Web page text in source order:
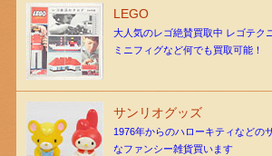
LEGO
大人気のレゴ絶賛買取中 レゴテク
ミニフィグなど何でも買取可能！
サンリオグッズ
1976年からのハローキティなどの
なファンシー雑貨買います